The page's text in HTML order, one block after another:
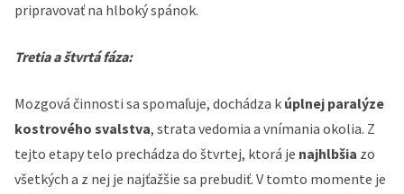
pripravovať na hlboký spánok.
Tretia a štvrtá fáza:
Mozgová činnosti sa spomaľuje, dochádza k úplnej paralýze
kostrového svalstva, strata vedomia a vnímania okolia. Z
tejto etapy telo prechádza do štvrtej, ktorá je najhlbšia zo
všetkých a z nej je najťažšie sa prebudiť. V tomto momente je